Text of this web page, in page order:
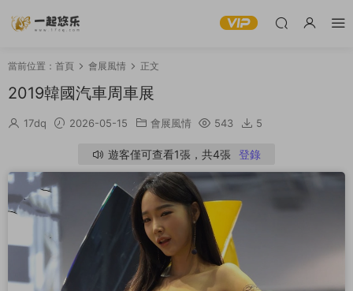
當前位置： 首頁 會展風情 正文
2019韓國汽車周車展
17dq 2026-05-15 會展風情 543 5
遊客僅可查看1張，共4張 登錄